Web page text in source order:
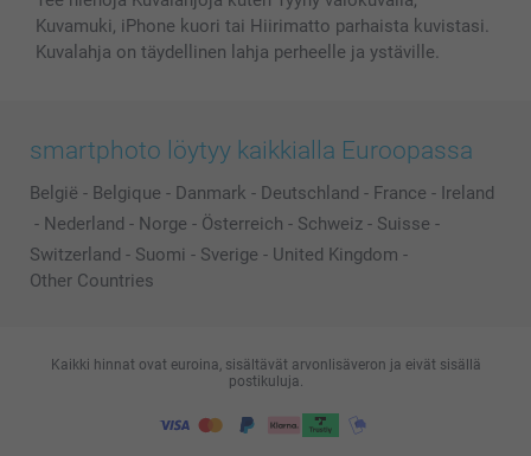
Kuvamuki, iPhone kuori tai Hiirimatto parhaista kuvistasi.
Kuvalahja on täydellinen lahja perheelle ja ystäville.
smartphoto löytyy kaikkialla Euroopassa
België - Belgique - Danmark - Deutschland - France - Ireland
- Nederland - Norge - Österreich - Schweiz - Suisse -
Switzerland - Suomi - Sverige - United Kingdom -
Other Countries
Kaikki hinnat ovat euroina, sisältävät arvonlisäveron ja eivät sisällä
postikuluja.